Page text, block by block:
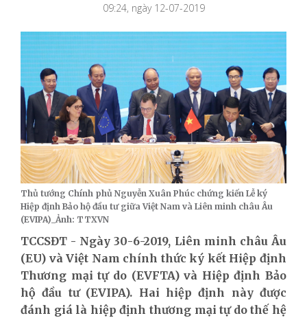
09:24, ngày 12-07-2019
Thủ tướng Chính phủ Nguyễn Xuân Phúc chứng kiến Lễ ký
Hiệp định Bảo hộ đầu tư giữa Việt Nam và Liên minh châu Âu
(EVIPA)_Ảnh: TTXVN
TCCSĐT - Ngày 30-6-2019, Liên minh châu Âu
(EU) và Việt Nam chính thức ký kết Hiệp định
Thương mại tự do (EVFTA) và Hiệp định Bảo
hộ đầu tư (EVIPA). Hai hiệp định này được
đánh giá là hiệp định thương mại tự do thế hệ